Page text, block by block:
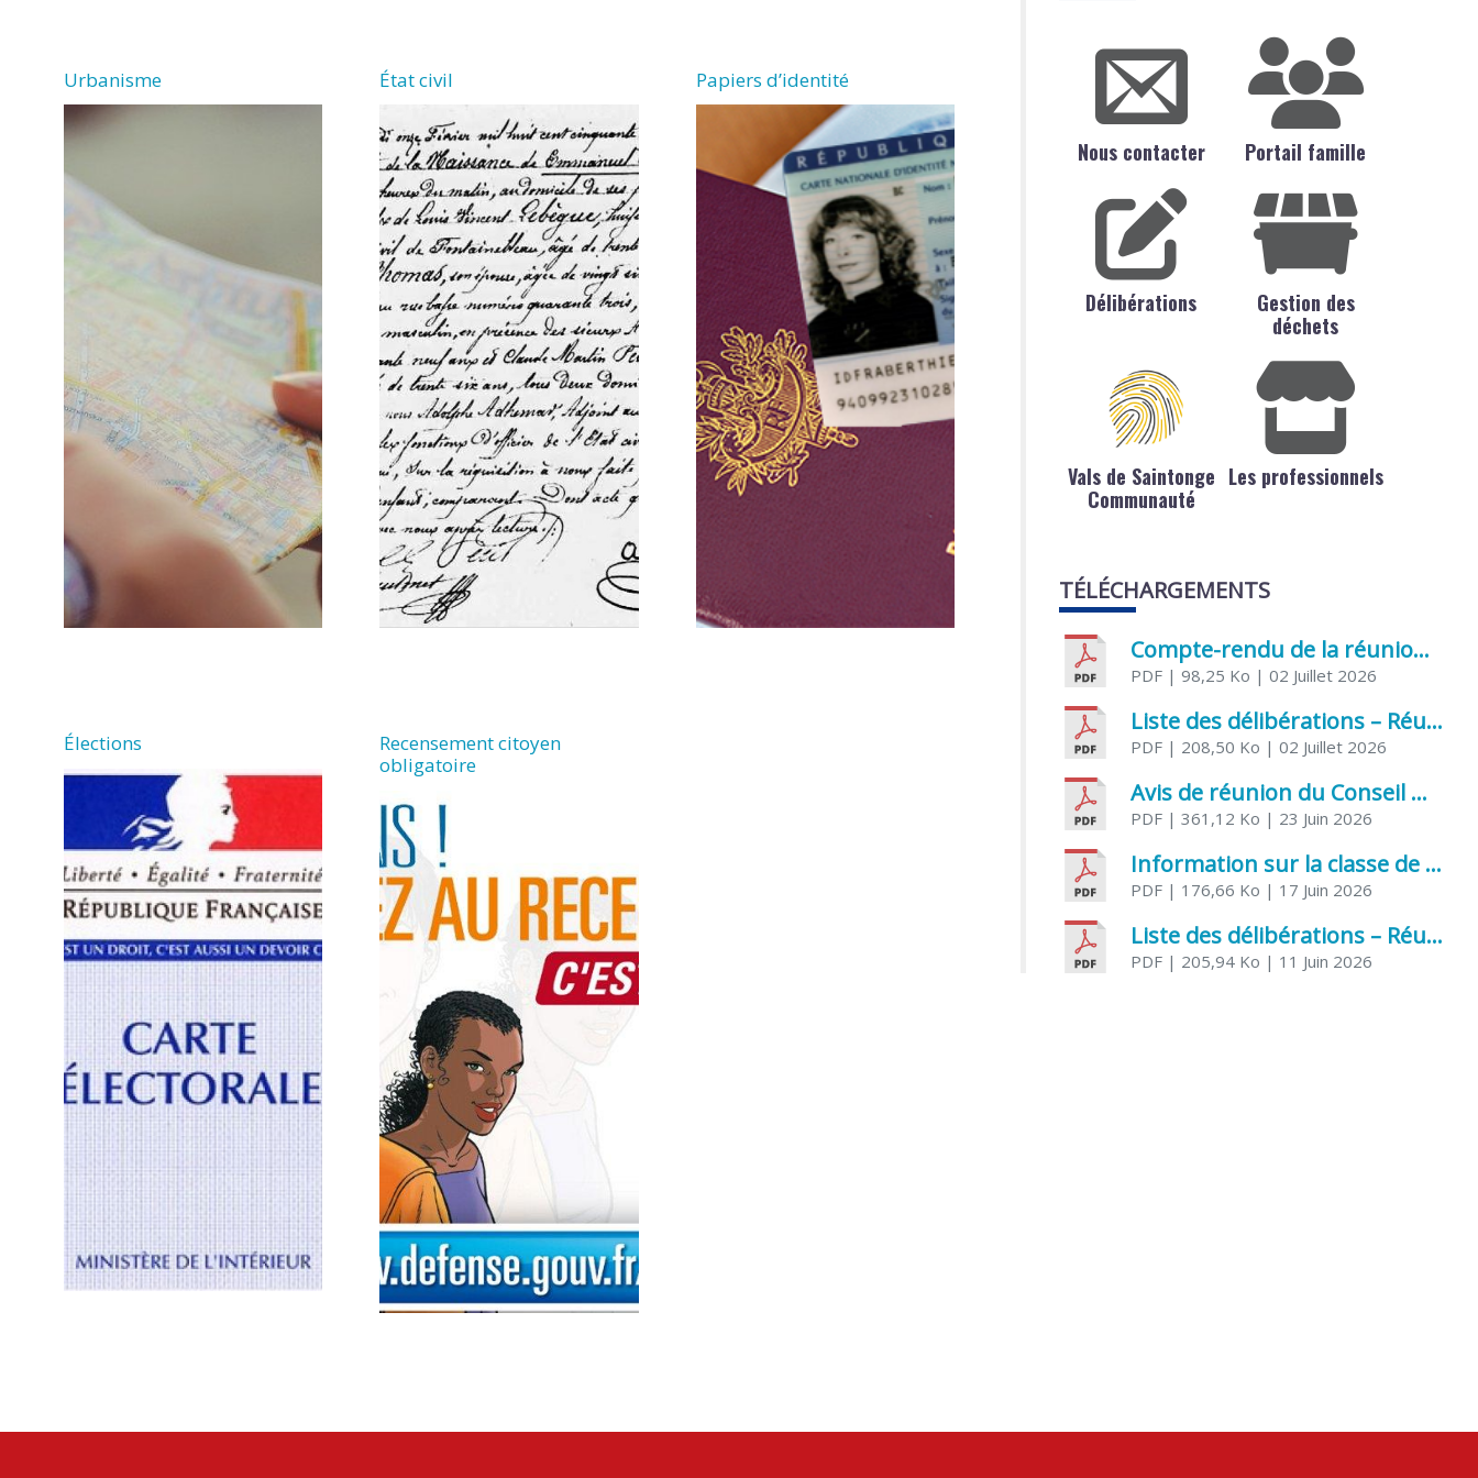
Urbanisme État civil Papiers d’identité
Élections
Recensement citoyen
obligatoire
Nous contacter Portail famille
Délibérations
Gestion des
déchets
Vals de Saintonge
Communauté
Les professionnels
TÉLÉCHARGEMENTS
Compte-rendu de la réunion du Conseil municipal du 05 juin 2026
PDF | 98,25 Ko | 02 Juillet 2026
Liste des délibérations – Réunion du Conseil municipal du 1er juillet 2026
PDF | 208,50 Ko | 02 Juillet 2026
Avis de réunion du Conseil municipal du 1er juillet 2026
PDF | 361,12 Ko | 23 Juin 2026
Information sur la classe de Très petite section à Saint Jean d’Angély
PDF | 176,66 Ko | 17 Juin 2026
Liste des délibérations – Réunion du Conseil municipal du 05 juin 2026
PDF | 205,94 Ko | 11 Juin 2026